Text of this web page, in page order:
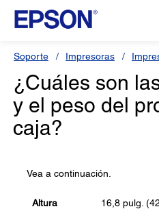
Soporte Impresoras
¿Cuáles son
y el peso del
caja?
Vea a continuación.
Altura
16,8 pulg.